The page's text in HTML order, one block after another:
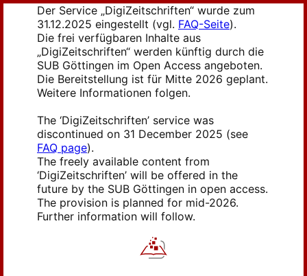
Der Service „DigiZeitschriften“ wurde zum
31.12.2025 eingestellt (vgl. FAQ-Seite).
Die frei verfügbaren Inhalte aus
„DigiZeitschriften“ werden künftig durch die
SUB Göttingen im Open Access angeboten.
Die Bereitstellung ist für Mitte 2026 geplant.
Weitere Informationen folgen.
The ‘DigiZeitschriften’ service was
discontinued on 31 December 2025 (see
FAQ page).
The freely available content from
‘DigiZeitschriften’ will be offered in the
future by the SUB Göttingen in open access.
The provision is planned for mid-2026.
Further information will follow.